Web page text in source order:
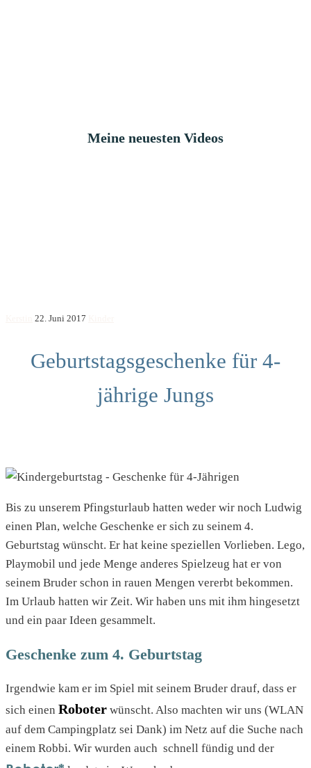
Meine neuesten Videos
22. Juni 2017
Geburtstagsgeschenke für 4-
jährige Jungs
Bis zu unserem Pfingsturlaub hatten weder wir noch Ludwig
einen Plan, welche Geschenke er sich zu seinem 4.
Geburtstag wünscht. Er hat keine speziellen Vorlieben. Lego,
Playmobil und jede Menge anderes Spielzeug hat er von
seinem Bruder schon in rauen Mengen vererbt bekommen.
Im Urlaub hatten wir Zeit. Wir haben uns mit ihm hingesetzt
und ein paar Ideen gesammelt.
Geschenke zum 4. Geburtstag
Irgendwie kam er im Spiel mit seinem Bruder drauf, dass er
sich einen Roboter wünscht. Also machten wir uns (WLAN
auf dem Campingplatz sei Dank) im Netz auf die Suche nach
einem Robbi. Wir wurden auch schnell fündig und der